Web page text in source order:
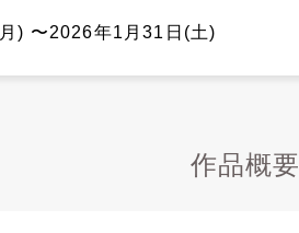
) 〜2026年1月31日(土)
作品概要